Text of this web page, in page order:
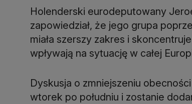
Holenderski eurodeputowany
zapowiedział, że jego grupa
miała szerszy zakres i
wpływają na sytuację w całej
Dyskusja o zmniejszeniu
wtorek po południu i zostanie